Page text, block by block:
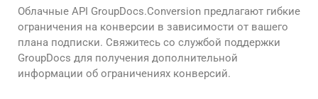
Облачные API GroupDocs.Conversion предлагают гибкие
ограничения на конверсии в зависимости от вашего
плана подписки. Свяжитесь со службой поддержки
GroupDocs для получения дополнительной
информации об ограничениях конверсий.